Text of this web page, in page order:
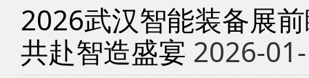
2026武汉智能装备展
共赴智造盛宴 2026-